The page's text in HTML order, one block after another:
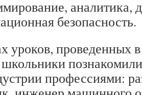
аналитика,
безопасность.
уроков, проведенных
профессиями: